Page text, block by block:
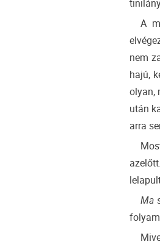
A
nem
hajú,
olyan,
után
arra
Ma